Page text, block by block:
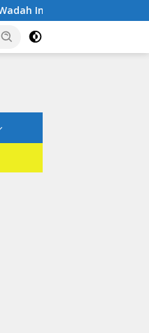
dan Edukasi Dunia Farmasi